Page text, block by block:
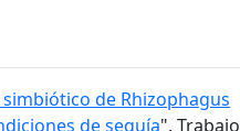
de Rhizophagus
de sequía". Trabajo